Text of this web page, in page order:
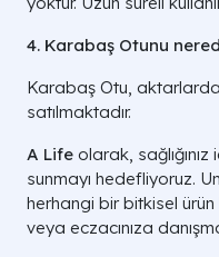
4. Karabaş Otunu
Karabaş Otu,
satılmaktadır.
A Life olarak,
sunmayı hedefliyoruz.
herhangi bir bitkisel
veya eczacınıza